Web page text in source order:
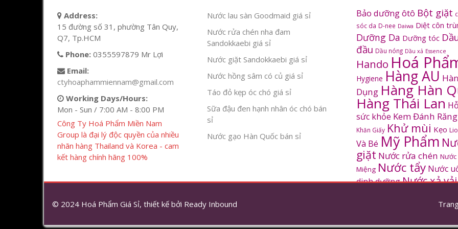
Address:
15 đường số 31, phường Tân Quy,
Q7, Tp.HCM
Phone: 0355597879 Mr Lợi
Email:
ctyhoaphammiennam@gmail.com
Working Days/Hours:
Mon - Sun / 7:00 AM - 8:00 PM
Công Ty Hoá Phẩm Miền Nam
Group là đại lý độc quyền của nhiều
nhãn hàng Thailand và Korea - cam
kết hàng chính hãng 100%
Nước lau sàn Goodmaid giá sỉ
Nước rửa chén nha đam
Sandokkaebi giá sỉ
Nước giặt Sandokkaebi giá sỉ
Nước hồng sâm có củ giá sỉ
Táo đỏ kẹp óc chó giá sỉ
Sữa đậu đen hạnh nhân óc chó bán
sỉ
Nước gạo Hàn Quốc bán sỉ
Bảo dưỡng ôtô Bột giặt
sóc da D-nee Daiwa Diệt côn
Dưỡng Da Dưỡng tóc
đầu Dầu nóng Dầu xả Essence
Hando Hoá
Hygiene Hàng AU
Dụng Hàng Hàn
Hàng Thái Lan
sức khỏe Kem Đánh Răng
Khăn Giấy Khử mùi Kẹo
Và Bé Mỹ Phẩm
giặt Nước rửa chén Nước
Miệng Nước tẩy Nước
dinh dưỡngNước xả vải
Sâm Hàn Quốc
© 2024 Hoá Phẩm Giá Sỉ, thiết kế bởi Ready Inbound